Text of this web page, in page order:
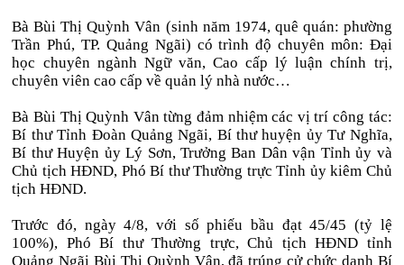
Bà Bùi Thị Quỳnh Vân (sinh năm 1974, quê quán: phường
Trần Phú, TP. Quảng Ngãi) có trình độ chuyên môn: Đại
học chuyên ngành Ngữ văn, Cao cấp lý luận chính trị,
chuyên viên cao cấp về quản lý nhà nước…
Bà Bùi Thị Quỳnh Vân từng đảm nhiệm các vị trí công tác:
Bí thư Tỉnh Đoàn Quảng Ngãi, Bí thư huyện ủy Tư Nghĩa,
Bí thư Huyện ủy Lý Sơn, Trưởng Ban Dân vận Tỉnh ủy và
Chủ tịch HĐND, Phó Bí thư Thường trực Tỉnh ủy kiêm Chủ
tịch HĐND.
Trước đó, ngày 4/8, với số phiếu bầu đạt 45/45 (tỷ lệ
100%), Phó Bí thư Thường trực, Chủ tịch HĐND tỉnh
Quảng Ngãi Bùi Thị Quỳnh Vân, đã trúng cử chức danh Bí